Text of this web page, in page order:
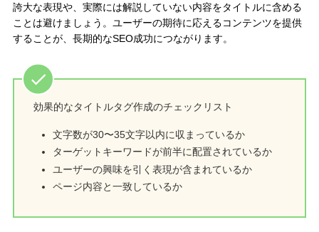
誇大な表現や、実際には解説していない内容をタイトルに含める
ことは避けましょう。ユーザーの期待に応えるコンテンツを提供
することが、長期的なSEO成功につながります。
効果的なタイトルタグ作成のチェックリスト
文字数が30〜35文字以内に収まっているか
ターゲットキーワードが前半に配置されているか
ユーザーの興味を引く表現が含まれているか
ページ内容と一致しているか